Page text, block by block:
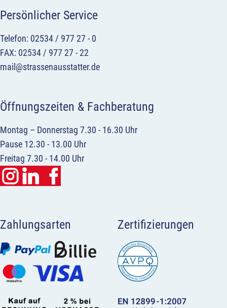
Persönlicher Service
Telefon: 02534 / 977 27 - 0
FAX: 02534 / 977 27 - 22
mail@strassenausstatter.de
Öffnungszeiten & Fachberatung
Montag – Donnerstag 7.30 - 16.30 Uhr
Pause 12.30 - 13.00 Uhr
Freitag 7.30 - 14.00 Uhr
Zahlungsarten Zertifizierungen